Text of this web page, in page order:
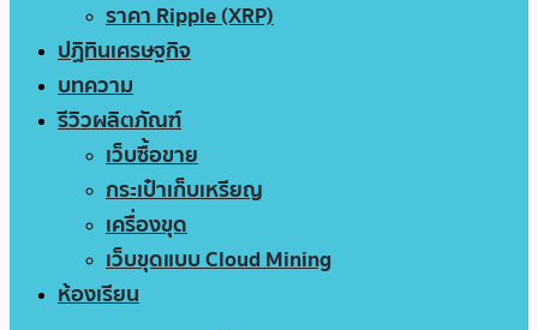
ราคา Ripple (XRP)
ปฏิทินเศรษฐกิจ
บทความ
รีวิวผลิตภัณฑ์
เว็บซื้อขาย
กระเป๋าเก็บเหรียญ
เครื่องขุด
เว็บขุดแบบ Cloud Mining
ห้องเรียน